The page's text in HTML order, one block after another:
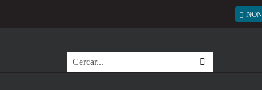
Cerca